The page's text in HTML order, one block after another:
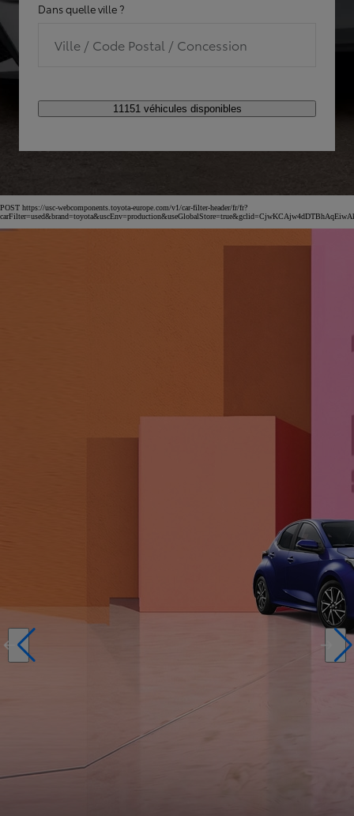
Dans quelle ville ?
Ville / Code Postal / Concession
11151 véhicules disponibles
POST https://usc-webcomponents.toyota-europe.com/v1/car-filter-header/fr/fr?